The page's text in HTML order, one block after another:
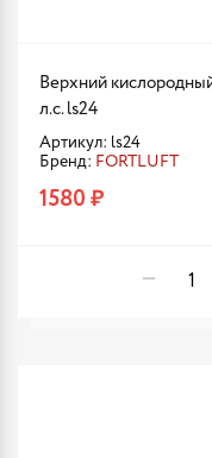
Верхний
л.с. ls24
Артикул: ls24
Бренд: FORTLUFT
1580 ₽